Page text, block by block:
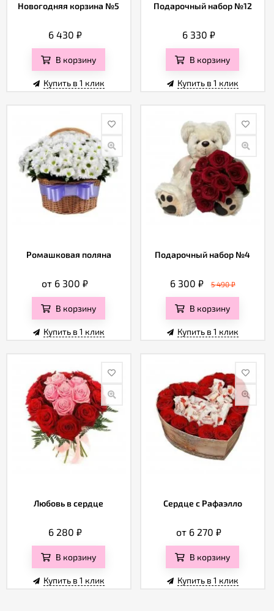
Новогодняя корзина №5
6 430 ₽
В корзину
Купить в 1 клик
Подарочный набор №12
6 330₽
В корзину
Купить в 1 клик
Ромашковая поляна
от 6 300₽
В корзину
Купить в 1 клик
Подарочный набор №4
6 300 ₽ 5 490₽
В корзину
Купить в 1 клик
Любовь в сердце
6 280 ₽
В корзину
Купить в 1 клик
Сердце с Рафаэлло
от 6 270₽
В корзину
Купить в 1 клик